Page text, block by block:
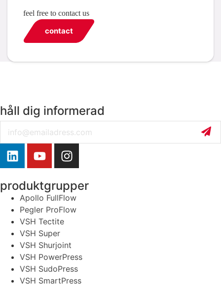
feel free to contact us
contact
håll dig informerad
produktgrupper
Apollo FullFlow
Pegler ProFlow
VSH Tectite
VSH Super
VSH Shurjoint
VSH PowerPress
VSH SudoPress
VSH SmartPress